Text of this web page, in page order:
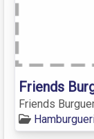
Friends
Friends